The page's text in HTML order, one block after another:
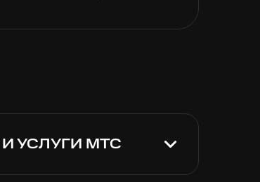
УСЛУГИ МТС
. Перезвоним в течение 15